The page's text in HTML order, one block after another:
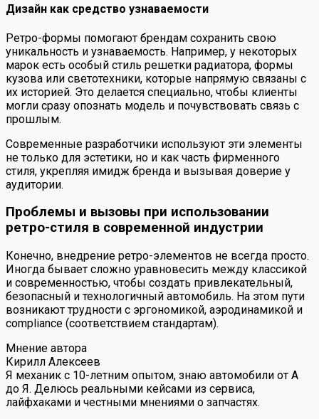
Дизайн как средство узнаваемости
Ретро-формы помогают брендам сохранить свою
уникальность и узнаваемость. Например, у некоторых
марок есть особый стиль решетки радиатора, формы
кузова или светотехники, которые напрямую связаны с
их историей. Это делается специально, чтобы клиенты
могли сразу опознать модель и почувствовать связь с
прошлым.
Современные разработчики используют эти элементы
не только для эстетики, но и как часть фирменного
стиля, укрепляя имидж бренда и вызывая доверие у
аудитории.
Проблемы и вызовы при использовании
ретро-стиля в современной индустрии
Конечно, внедрение ретро-элементов не всегда просто.
Иногда бывает сложно уравновесить между классикой
и современностью, чтобы создать привлекательный,
безопасный и технологичный автомобиль. На этом пути
возникают трудности с эргономикой, аэродинамикой и
compliance (соответствием стандартам).
Мнение автора
Кирилл Алексеев
Я механик с 10-летним опытом, знаю автомобили от А
до Я. Делюсь реальными кейсами из сервиса,
лайфхаками и честными мнениями о запчастях.